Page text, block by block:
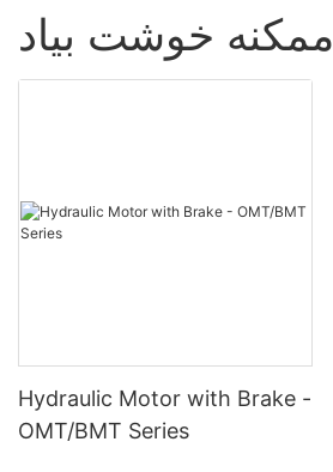
ممکنه خوشت بیاد
Hydraulic Motor with Brake -
OMT/BMT Series